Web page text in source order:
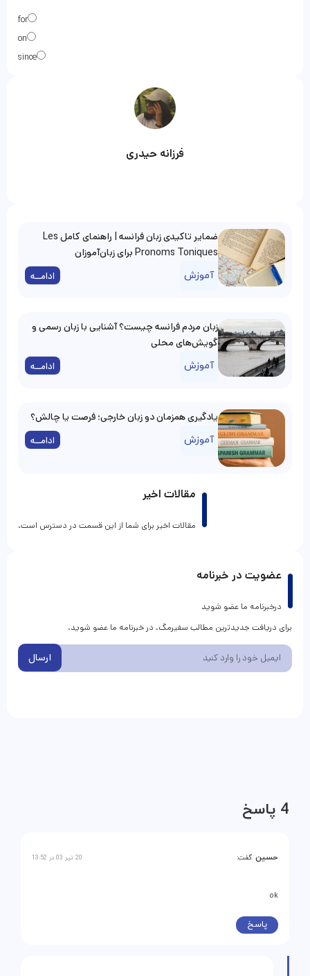
for
on
since
فرزانه حیدری
مقالات اخیر
مقالات اخیر برای شما از این قسمت در دسترس است.
ضمایر تاکیدی زبان فرانسه | راهنمای کامل Les
Pronoms Toniques برای زبان‌آموزان
آموزش ادامــه
زبان مردم فرانسه چیست؟ آشنایی با زبان رسمی و
گویش‌های محلی
آموزش ادامــه
یادگیری همزمان دو زبان خارجی؛ فرصت یا چالش؟
آموزش ادامــه
عضویت در خبرنامه
درخبرنامه ما عضو شوید
برای دریافت جدیدترین مطالب سفیرمگ، در خبرنامه ما عضو شوید.
ارسال
4 پاسخ
حسین گفت: 20 تیر 03 در 13:52
ok
پاسخ